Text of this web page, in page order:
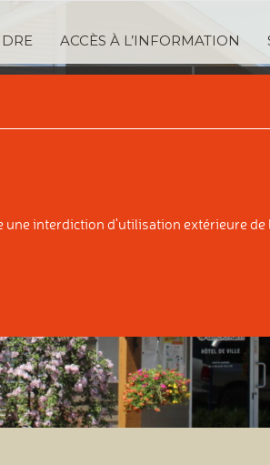
ACCÈS À L’INFORMATION
interdiction d'utilisation extérieure de